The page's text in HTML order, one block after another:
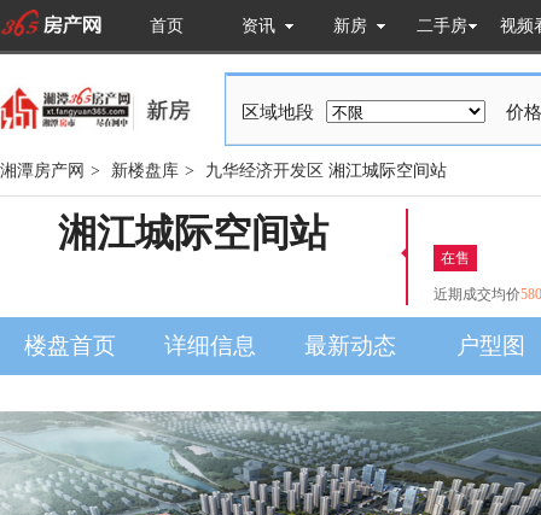
首页 资讯 新房 二手房 视频
区域地段 价
湘潭房产网 > 新楼盘库 > 九华经济开发区 湘江城际空间站
湘江城际空间站
在售
近期成交均价
楼盘首页 详细信息 最新动态 户型图